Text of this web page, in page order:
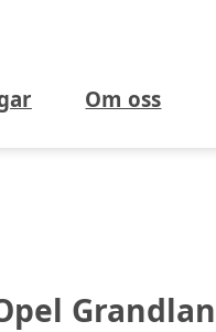
Om oss